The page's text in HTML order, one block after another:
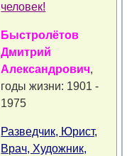
человек!
Быстролётов
Дмитрий
Александрович,
годы жизни: 1901 -
1975
Разведчик, Юрист,
Врач, Художник,